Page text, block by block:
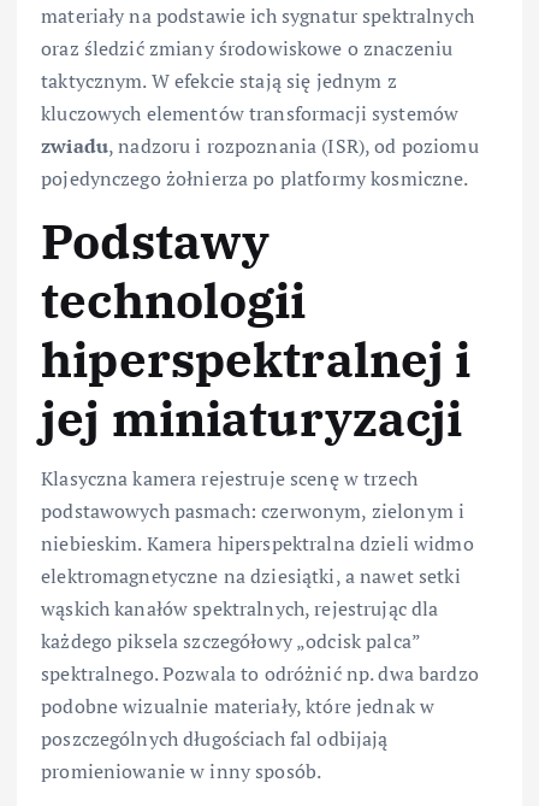
materiały na podstawie ich sygnatur spektralnych
oraz śledzić zmiany środowiskowe o znaczeniu
taktycznym. W efekcie stają się jednym z
kluczowych elementów transformacji systemów
zwiadu, nadzoru i rozpoznania (ISR), od poziomu
pojedynczego żołnierza po platformy kosmiczne.
Podstawy
technologii
hiperspektralnej i
jej miniaturyzacji
Klasyczna kamera rejestruje scenę w trzech
podstawowych pasmach: czerwonym, zielonym i
niebieskim. Kamera hiperspektralna dzieli widmo
elektromagnetyczne na dziesiątki, a nawet setki
wąskich kanałów spektralnych, rejestrując dla
każdego piksela szczegółowy „odcisk palca”
spektralnego. Pozwala to odróżnić np. dwa bardzo
podobne wizualnie materiały, które jednak w
poszczególnych długościach fal odbijają
promieniowanie w inny sposób.